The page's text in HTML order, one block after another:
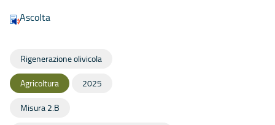
Ascolta
Rigenerazione olivicola
Agricoltura 2025
Misura 2.B